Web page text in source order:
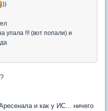
))
упала !!! (вот попали) и
и как у ИС... ничего